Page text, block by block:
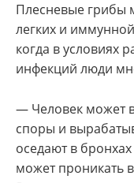
Плесневые грибы
легких и
когда в условиях
инфекций люди
— Человек может
споры и
оседают в
может проникать